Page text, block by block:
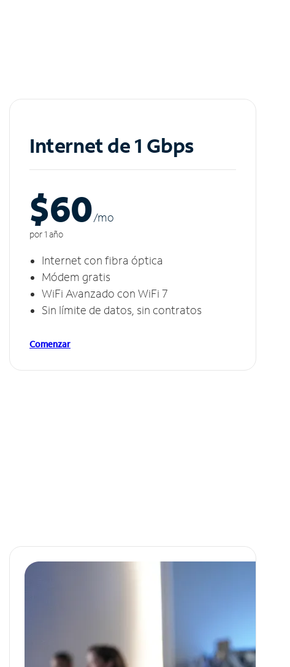
Internet de 1 Gbps
$60/mo
por 1 año
Internet con fibra óptica
Módem gratis
WiFi Avanzado con WiFi 7
Sin límite de datos, sin contratos
Comenzar